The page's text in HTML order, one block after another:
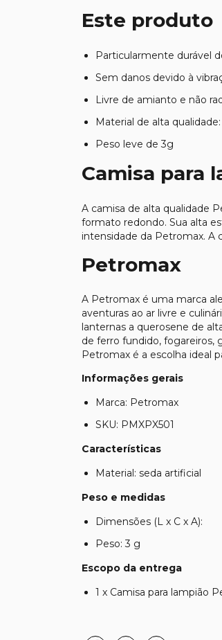
Este produto
Particularmente durável
Sem danos devido à
Livre de amianto e não
Material de alta
Peso leve de 3g
Camisa para
A camisa de alta qualidade
formato redondo. Sua alta
intensidade da Petromax. A
Petromax
A Petromax é uma marca
aventuras ao ar livre e
lanternas a querosene de
de ferro fundido, fogareiros,
Petromax é a escolha ideal
Informações gerais
Marca: Petromax
SKU: PMXPX501
Características
Material: seda artificial
Peso e medidas
Dimensões (L x C x A):
Peso: 3 g
Escopo da entrega
1 x Camisa para lampião